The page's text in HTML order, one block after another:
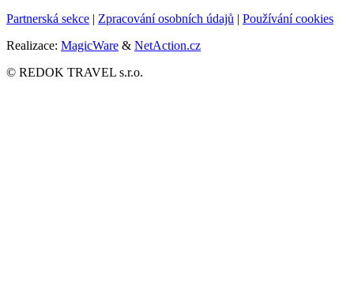
Partnerská sekce | Zpracování osobních údajů | Používání cookies
Realizace: MagicWare & NetAction.cz
© REDOK TRAVEL s.r.o.